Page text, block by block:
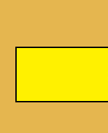
クッキー
られてい
ることが